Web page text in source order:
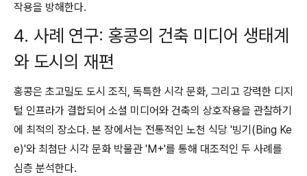
작용을 방해한다.
4. 사례 연구: 홍콩의 건축 미디어 생태계
와 도시의 재편
홍콩은 초고밀도 도시 조직, 독특한 시각 문화, 그리고 강력한 디지
털 인프라가 결합되어 소셜 미디어와 건축의 상호작용을 관찰하기
에 최적의 장소다. 본 장에서는 전통적인 노천 식당 '빙기(Bing Ke
e)'와 최첨단 시각 문화 박물관 'M+'를 통해 대조적인 두 사례를
심층 분석한다.